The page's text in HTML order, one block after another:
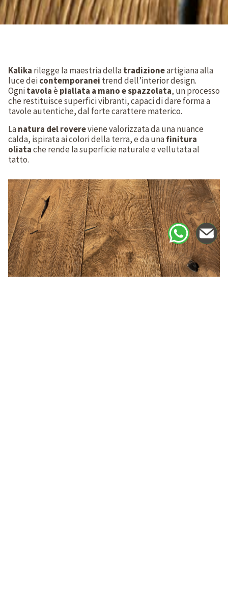
Kalika rilegge la maestria dellatradizioneartigiana alla
luce deicontemporanei trend dell’interior design.
Ognitavolaè piallata a mano e spazzolata, un processo
che restituisce superfici vibranti, capaci di dare forma a
tavole autentiche, dal forte carattere materico.
Lanatura del rovereviene valorizzata da una nuance
calda, ispirata ai colori della terra, e da unafinitura
oliatache rende la superficie naturale e vellutata al
tatto.